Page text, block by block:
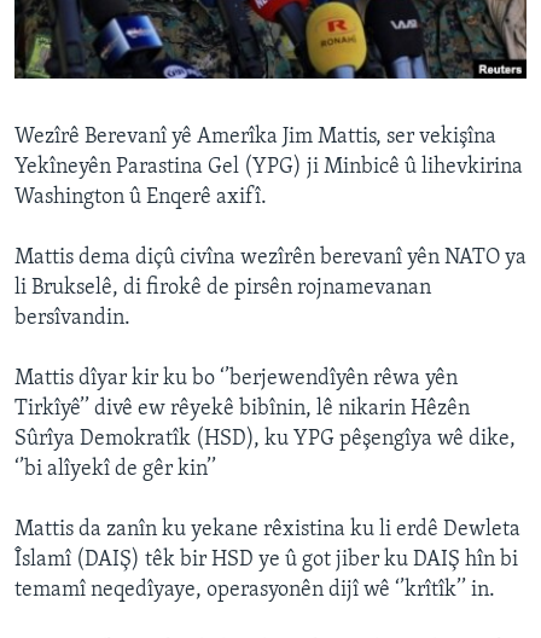
ÇAND Û HUNER
SERNIVÎS
Learning English
Wezîrê Berevanî yê Amerîka Jim Mattis, ser vekişîna
Yekîneyên Parastina Gel (YPG) ji Minbicê û lihevkirina
Washington û Enqerê axifî.
Mattis dema diçû civîna wezîrên berevanî yên NATO ya
li Brukselê, di firokê de pirsên rojnamevanan
bersîvandin.
Mattis dîyar kir ku bo ‘’berjewendîyên rêwa yên
Tirkîyê’’ divê ew rêyekê bibînin, lê nikarin Hêzên
Sûrîya Demokratîk (HSD), ku YPG pêşengîya wê dike,
‘’bi alîyekî de gêr kin’’
Mattis da zanîn ku yekane rêxistina ku li erdê Dewleta
Îslamî (DAIŞ) têk bir HSD ye û got jiber ku DAIŞ hîn bi
temamî neqedîyaye, operasyonên dijî wê ‘’krîtîk’’ in.